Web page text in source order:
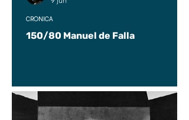
150/80 Manuel de Falla
CRÓNICA